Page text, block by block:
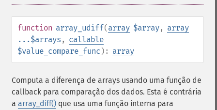
function array_udiff(array $array, array
...$arrays , callable
$value_compare_func ): array
Computa a diferença de arrays usando uma função de
callback para comparação dos dados. Esta é contrária
a array_diff() que usa uma função interna para